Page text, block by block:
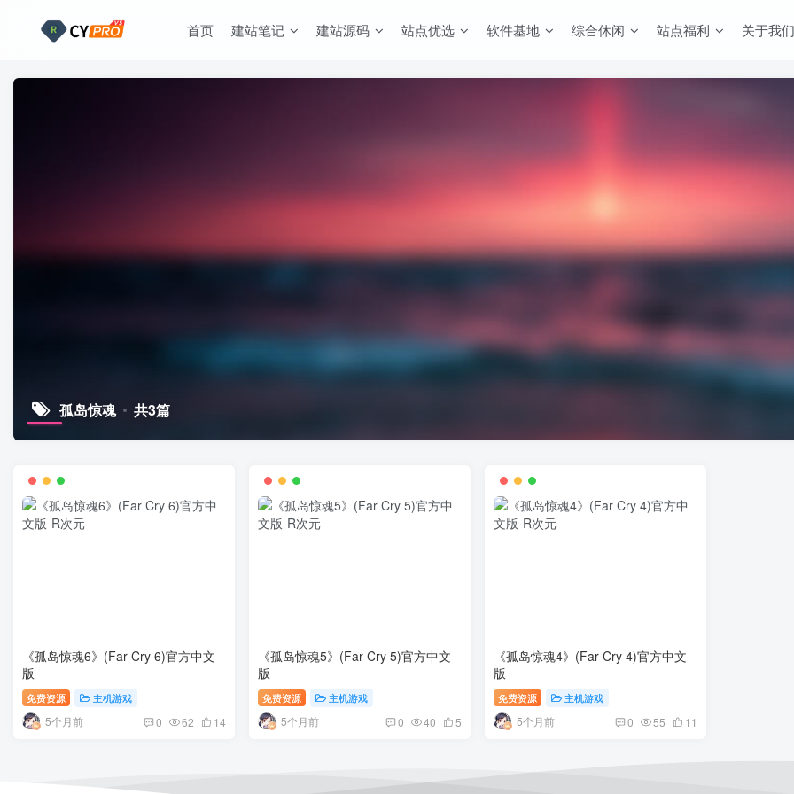
首页 建站笔记 建站源码 站点优选 软件基地 综合休闲 站点福利 关于我们
孤岛惊魂 共3篇
《孤岛惊魂6》(Far Cry 6)官方中文
版
免费资源 主机游戏
5个月前 0 62 14
《孤岛惊魂5》(Far Cry 5)官方中文
版
免费资源 主机游戏
5个月前 0 40 5
《孤岛惊魂4》(Far Cry 4)官方中文
版
免费资源 主机游戏
5个月前 0 55 11